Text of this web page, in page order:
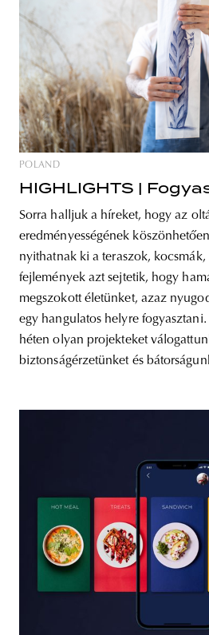
POLAND
HIGHLIGHTS |
Sorra halljuk a híreket, hogy az
eredményességének
nyithatnak ki a teraszok, kocsmák,
fejlemények azt sejtetik, hogy
megszokott életünket, azaz
egy hangulatos helyre
héten olyan projekteket
biztonságérzetünket és